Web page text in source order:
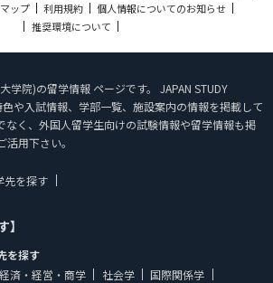
ップ 利用規約
個人情報についてのお知らせ
推奨環境について
学院)の留学情報 ページです。 JAPAN STUDY
や入試情報、学部一覧、施設案内の情報を掲載して
なく、外国人留学生向けの試験情報や留学情報も掲
用下さい。
先を探す
】
を探す
経済・経営・商学 社会学
国際関係学